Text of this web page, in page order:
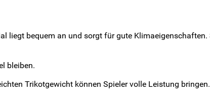
liegt bequem an und sorgt für gute Klimaeigenschaften.
bleiben.
Trikotgewicht können Spieler volle Leistung